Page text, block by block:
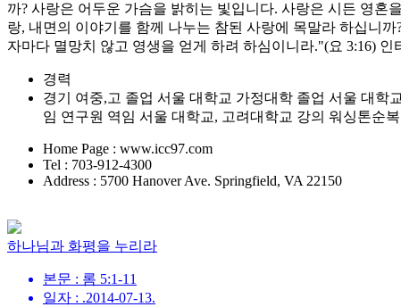
까? 사랑은 어두운 가슴을 밝히는 빛입니다. 사랑은 시든 영
랑, 내면의 이야기를 함께 나누는 참된 사랑에 목말라 하십니
자마다 멸망치 않고 영생을 얻게 하려 하심이니라."(요 3:16)
경력
경기 여중,고 졸업 서울 대학교 가정대학 졸업 서울 대학
임 연구원 역임 서울 대학교, 고려대학교 강의 워싱톤순
Home Page : www.icc97.com
Tel : 703-912-4300
Address : 5700 Hanover Ave. Springfield, VA 22150
하나님과 화평을 누리라
본문 : 롬 5:1-11
일자 : .2014-07-13.